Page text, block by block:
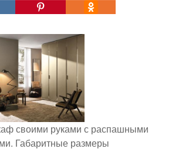
своими руками с распашными
Габаритные размеры